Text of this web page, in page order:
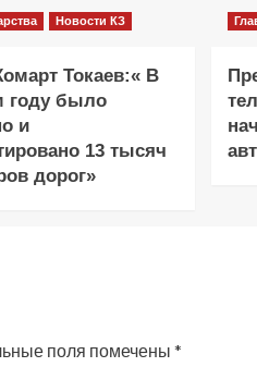
Новости КЗ
Токаев:« В
году было
и
13 тысяч
дорог»
поля помечены *